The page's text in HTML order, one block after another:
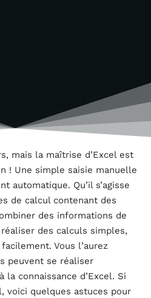
mais la maîtrise d’Excel est
! Une simple saisie manuelle
automatique. Qu’il s’agisse
de calcul contenant des
des informations de
des calculs simples,
Vous l’aurez
peuvent se réaliser
la connaissance d’Excel. Si
voici quelques astuces pour